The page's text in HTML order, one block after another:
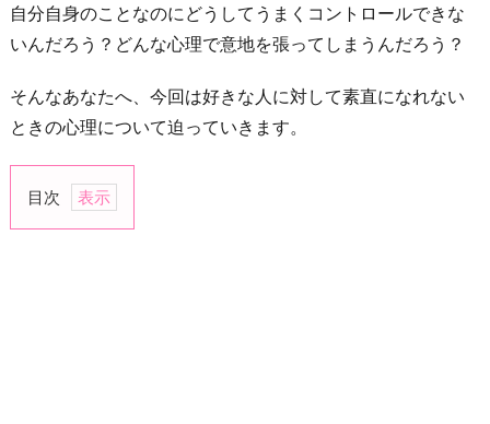
自分自身のことなのにどうしてうまくコントロールできな
いんだろう？どんな心理で意地を張ってしまうんだろう？
そんなあなたへ、今回は好きな人に対して素直になれない
ときの心理について迫っていきます。
目次
1.